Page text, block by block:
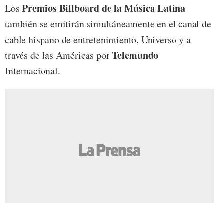
Los Premios Billboard de la Música Latina
también se emitirán simultáneamente en el canal de
cable hispano de entretenimiento, Universo y a
través de las Américas porTelemundo
Internacional.